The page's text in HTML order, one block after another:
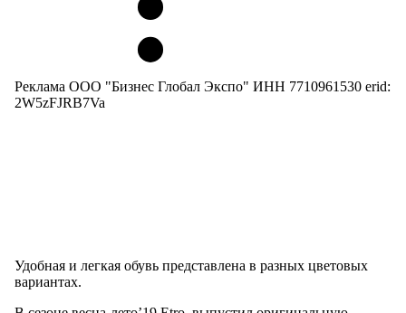
Реклама ООО "Бизнес Глобал Экспо" ИНН 7710961530 erid:
2W5zFJRB7Va
Удобная и легкая обувь представлена в разных цветовых
вариантах.